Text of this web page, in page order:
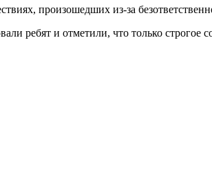
произошедших из-за
ребят и отметили, что только